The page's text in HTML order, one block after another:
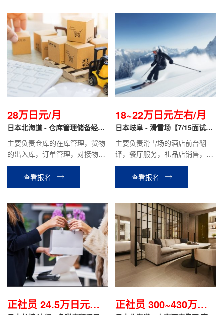
28万日元/月
日本北海道 - 仓库管理储备经理
主要负责仓库的在库管理，货物
的出入库，订单管理，对接物流
公司等工作。
查看报名
18~22万日元左右/月
日本岐阜 - 滑雪场【7/15面试
主要负责滑雪场的酒店前台翻
译，餐厅服务，礼品店销售，学
具租赁等相关工作。
查看报名
正社员 24.5万日元起/
正社员 300~430万日